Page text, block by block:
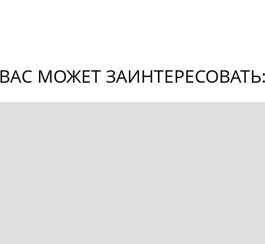
ВАС МОЖЕТ